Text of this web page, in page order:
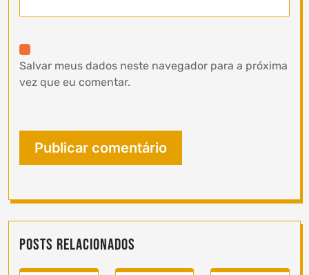
Salvar meus dados neste navegador para a próxima
vez que eu comentar.
Posts Relacionados